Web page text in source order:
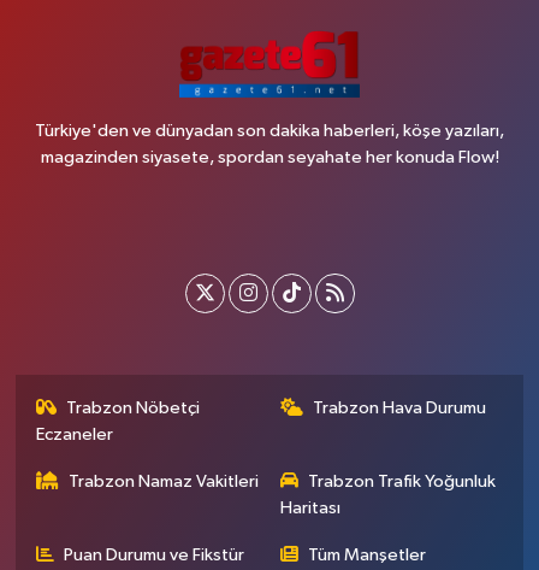
Türkiye'den ve dünyadan son dakika haberleri, köşe yazıları,
magazinden siyasete, spordan seyahate her konuda Flow!
Trabzon Nöbetçi
Eczaneler
Trabzon Hava Durumu
Trabzon Namaz Vakitleri
Trabzon Trafik Yoğunluk
Haritası
Puan Durumu ve Fikstür Tüm Manşetler